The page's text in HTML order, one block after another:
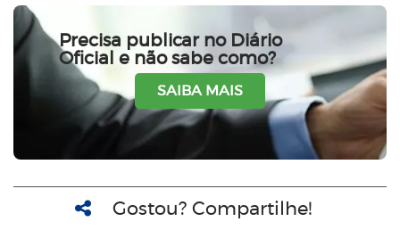
Precisa publicar no Diário
Oficial e não sabe como?
SAIBA MAIS
Gostou? Compartilhe!